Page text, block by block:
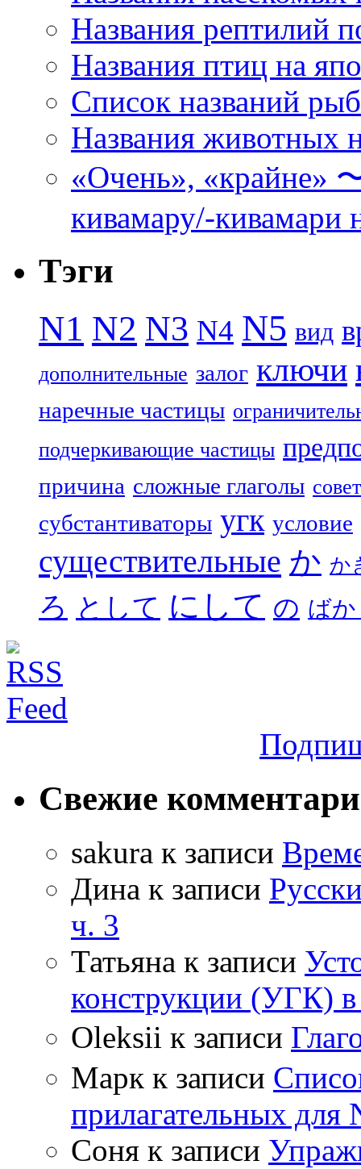
Названия рептилий
Названия птиц на
Список названий
Названия животных
«Очень», «крайне»
кивамару/-кивамари
Тэги
N1 N2 N3 N4 N5 вид
дополнительные залог ключи
наречные частицы
подчеркивающие частицы
причина сложные глаголы совет
субстантиваторы угк условие
существительные か か
ろ として にして の ば
Свежие
sakura к записи
Дина к записи
ч. 3
Татьяна к записи
конструкции (УГК) в
Oleksii к записи
Марк к записи
прилагательных для
Соня к записи